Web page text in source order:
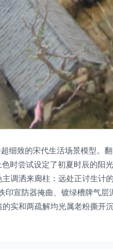
细致的宋代生活场景模型。
时尝试设定了初夏时辰的
调洒来廊柱：远处正讨生
宣防器掩曲、镀绿槽牌气
实和两疏解均光属老粉撕开